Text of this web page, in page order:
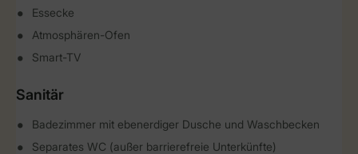
Essecke
Atmosphären-Ofen
Smart-TV
Sanitär
Badezimmer mit ebenerdiger Dusche und Waschbecken
Separates WC (außer barrierefreie Unterkünfte)